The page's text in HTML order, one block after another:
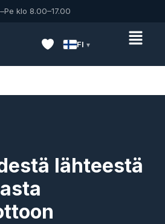
klo 8.00–17.00
FI
lähteestä